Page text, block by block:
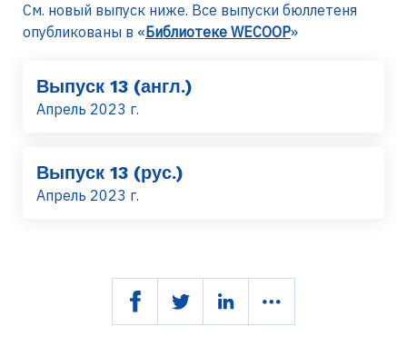
См. новый выпуск ниже. Все выпуски бюллетеня
опубликованы в «Библиотеке WECOOP»
Выпуск 13 (англ.)
Апрель 2023 г.
Выпуск 13 (рус.)
Апрель 2023 г.